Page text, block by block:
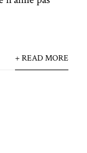
+ READ MORE